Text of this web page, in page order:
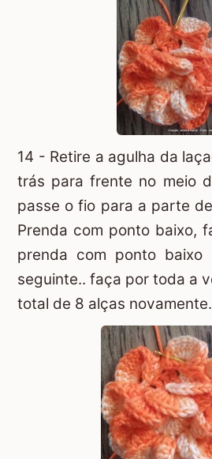
14 - Retire a agulha da
trás para frente no meio
passe o fio para a parte
Prenda com ponto baixo,
prenda com ponto
seguinte.. faça por toda a
total de 8 alças novamente.